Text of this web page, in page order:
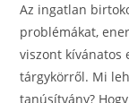
Az ingatlan
problémákat,
viszont kívánatos
tárgykörről. Mi
tanúsítvány?